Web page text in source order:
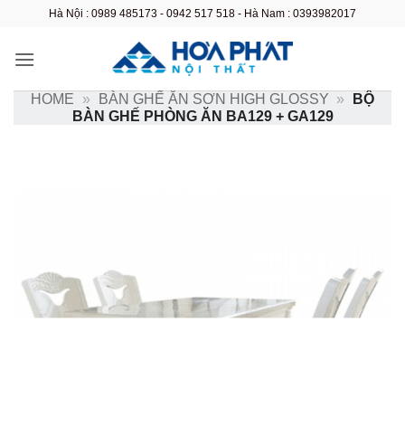
nội
Hà Nội : 0989 485173 - 0942 517 518 - Hà Nam : 0393982017
HOME » BÀN GHẾ ĂN SƠN HIGH GLOSSY »
BỘ
BÀN GHẾ PHÒNG ĂN BA129 + GA129